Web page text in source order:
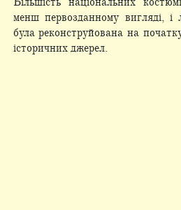
менш первозданному вигляді,
була реконструйована на
історичних джерел.